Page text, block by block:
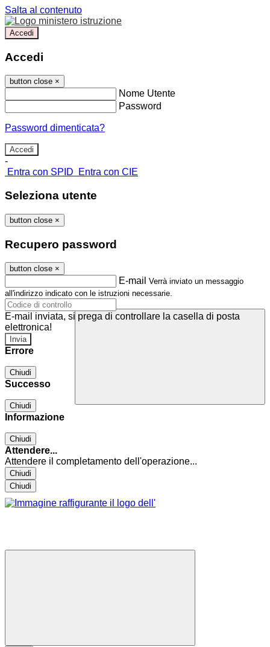
Salta al contenuto
Accedi
Accedi
button close ×
Nome Utente
Password
Password dimenticata?
-
Entra con SPID
Entra con CIE
Seleziona utente
button close ×
Recupero password
button close ×
E-mail Verrà inviato un messaggio
all'indirizzo indicato con le istruzioni necessarie.
E-mail inviata, si prega di controllare la casella di posta
elettronica!
Errore
Chiudi
Successo
Chiudi
Informazione
Chiudi
Attendere...
Attendere il completamento dell'operazione...
Chiudi
Chiudi